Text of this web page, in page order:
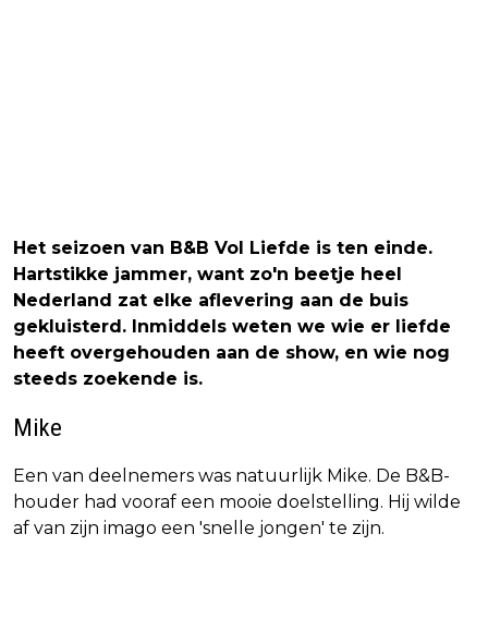
Het seizoen van B&B Vol Liefde is ten einde.
Hartstikke jammer, want zo'n beetje heel
Nederland zat elke aflevering aan de buis
gekluisterd. Inmiddels weten we wie er liefde
heeft overgehouden aan de show, en wie nog
steeds zoekende is.
Mike
Een van deelnemers was natuurlijk Mike. De B&B-
houder had vooraf een mooie doelstelling. Hij wilde
af van zijn imago een 'snelle jongen' te zijn.